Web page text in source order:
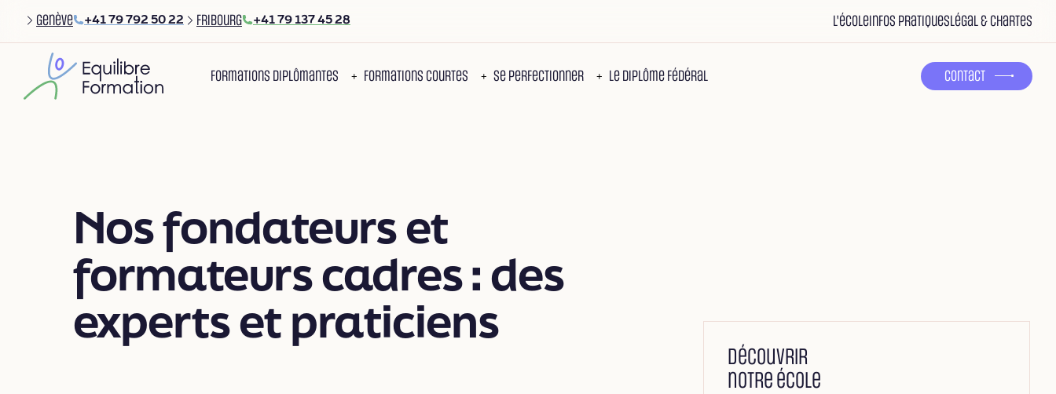
Genève +41 79 792 50 22 Fribourg +41 79 137 45 28 L'écoleInfos pratiquesLégal & Chartes
Main navigation
Formations diplômantes + Formations courtes + Se perfectionner + Le diplôme fédéral Contact
Nos fondateurs et
formateurs cadres : des
experts et praticiens
Découvrir
notre école